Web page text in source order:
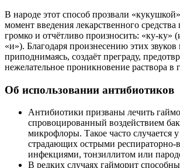
В народе этот способ прозвали
момент введения лекарственного
громко и отчётливо произносить: «ку-ку»
«и»). Благодаря произнесению этих звуков
приподнимаясь, создаёт преграду,
нежелательное проникновение раствора в
Об использовании антибиотиков
Антибиотики призваны лечить
спровоцированный воздействием
микрофлоры. Такое часто случается
страдающих острыми
инфекциями, тонзиллитом или
В редких случаях гайморит